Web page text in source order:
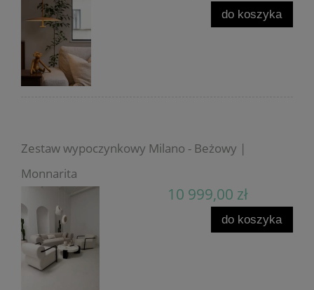
do koszyka
Zestaw wypoczynkowy Milano - Beżowy |
Monnarita
10 999,00 zł
do koszyka